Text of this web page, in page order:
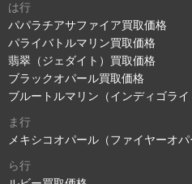
は行
パパラチアサファイア買取価格
パライバトルマリン買取価格
翡翠（ジェダイト）買取価格
ブラックオパール買取価格
ブルートルマリン（インディゴラ
ま行
メキシコオパール（ファイヤーオ
ら行